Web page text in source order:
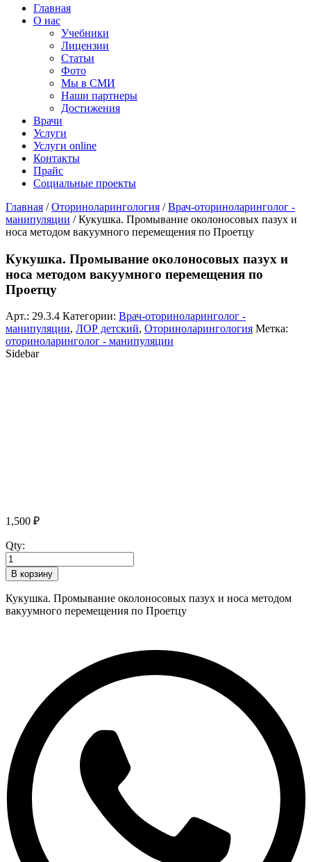
Главная
О нас
Учебники
Лицензии
Статьи
Фото
Мы в СМИ
Наши партнеры
Достижения
Врачи
Услуги
Услуги online
Контакты
Прайс
Социальные проекты
Главная /Оториноларингология /Врач-оториноларинголог -
манипуляции / Кукушка. Промывание околоносовых пазух и
носа методом вакуумного перемещения по Проетцу
Кукушка. Промывание околоносовых пазух и
носа методом вакуумного перемещения по
Проетцу
Арт.: 29.3.4 Категории: Врач-оториноларинголог -
манипуляции, ЛОР детский, Оториноларингология Метка:
оториноларинголог - манипуляции
Sidebar
1,500 ₽
Qty:
В корзину
Кукушка. Промывание околоносовых пазух и носа методом
вакуумного перемещения по Проетцу